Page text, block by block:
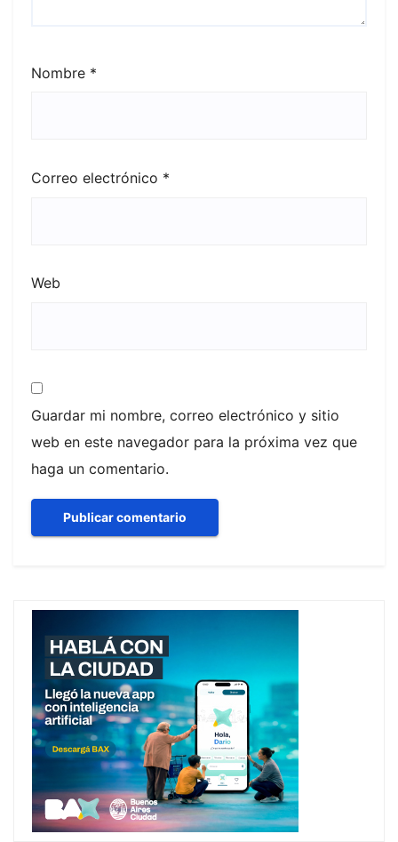
Nombre *
Correo electrónico *
Web
Guardar mi nombre, correo electrónico y sitio
web en este navegador para la próxima vez que
haga un comentario.